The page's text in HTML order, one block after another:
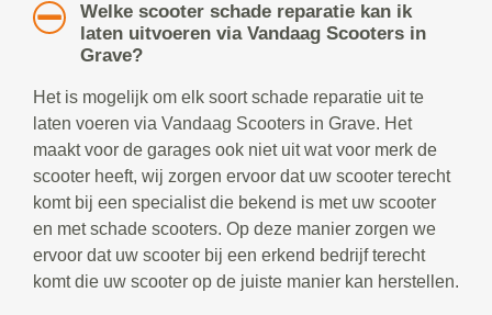
Welke scooter schade reparatie kan ik
laten uitvoeren via Vandaag Scooters in
Grave?
Het is mogelijk om elk soort schade reparatie uit te
laten voeren via Vandaag Scooters in Grave. Het
maakt voor de garages ook niet uit wat voor merk de
scooter heeft, wij zorgen ervoor dat uw scooter terecht
komt bij een specialist die bekend is met uw scooter
en met schade scooters. Op deze manier zorgen we
ervoor dat uw scooter bij een erkend bedrijf terecht
komt die uw scooter op de juiste manier kan herstellen.